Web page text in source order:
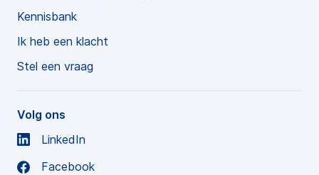
Kennisbank
Ik heb een klacht
Stel een vraag
Volg ons
LinkedIn
Facebook